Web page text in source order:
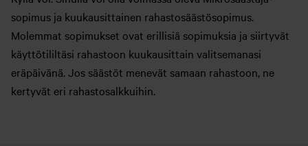
sopimus ja kuukausittainen rahastosäästösopimus.
Molemmat sopimukset ovat erillisiä sopimuksia ja siirtyvät
käyttötililtäsi rahastoon kuukausittain valitsemanasi
eräpäivänä. Jos säästöt menevät samaan rahastoon, ne
kertyvät eri rahastosalkkuihin.